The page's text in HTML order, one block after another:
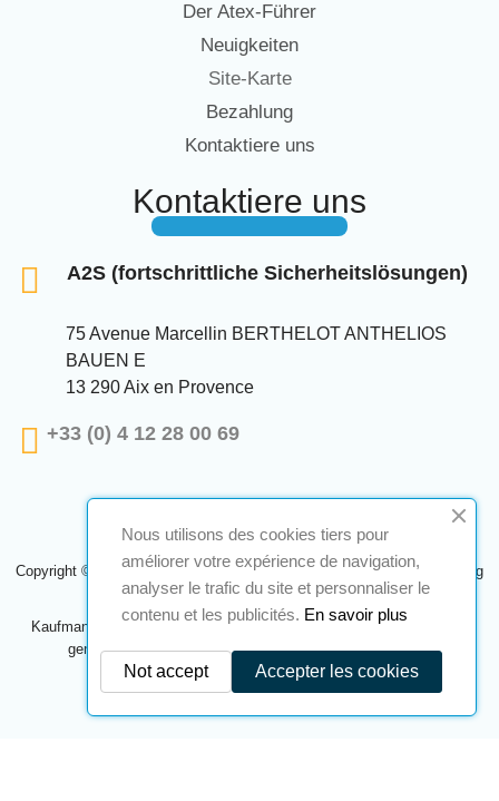
Der Atex-Führer
Neuigkeiten
Site-Karte
Bezahlung
Kontaktiere uns
Kontaktiere uns
A2S (fortschrittliche Sicherheitslösungen)
75 Avenue Marcellin BERTHELOT ANTHELIOS
BAUEN E
13 290 Aix en Provence
+33 (0) 4 12 28 00 69
Copyright © 2024 A2S ATEX. Alle Rechte vorbehalten. Eine Realisierung
Navilog
Kaufmann, der von der offensichtlichen Meinung des Unternehmens
genehmigt wurde,Klicken Sie hier, um es zu überprüfen.
Nous utilisons des cookies tiers pour
améliorer votre expérience de navigation,
analyser le trafic du site et personnaliser le
contenu et les publicités. En savoir plus
Accepter les cookies
Not accept